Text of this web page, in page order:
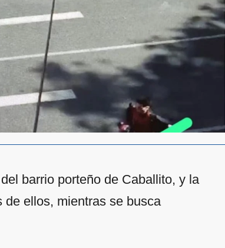
barrio porteño de Caballito, y la
de ellos, mientras se busca